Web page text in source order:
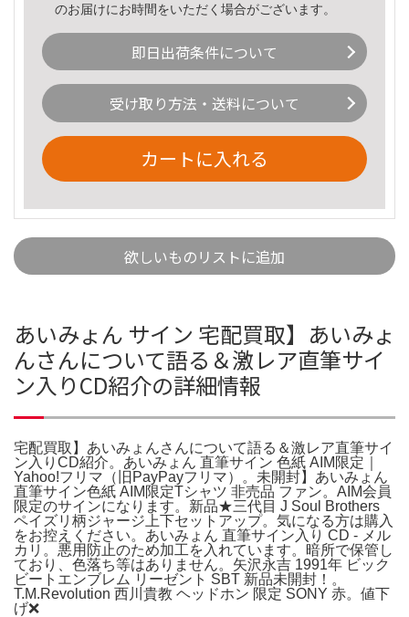
のお届けにお時間をいただく場合がございます。
即日出荷条件について
受け取り方法・送料について
カートに入れる
欲しいものリストに追加
あいみょん サイン 宅配買取】あいみょ
んさんについて語る＆激レア直筆サイ
ン入りCD紹介の詳細情報
宅配買取】あいみょんさんについて語る＆激レア直筆サイ
ン入りCD紹介。あいみょん 直筆サイン 色紙 AIM限定｜
Yahoo!フリマ（旧PayPayフリマ）。未開封】あいみょん
直筆サイン色紙 AIM限定Tシャツ 非売品 ファン。AIM会員
限定のサインになります。新品★三代目 J Soul Brothers
ペイズリ柄ジャージ上下セットアップ。気になる方は購入
をお控えください。あいみょん 直筆サイン入り CD - メル
カリ。悪用防止のため加工を入れています。暗所で保管し
ており、色落ち等はありません。矢沢永吉 1991年 ビック
ビートエンブレム リーゼント SBT 新品未開封！。
T.M.Revolution 西川貴教 ヘッドホン 限定 SONY 赤。値下
げ❌